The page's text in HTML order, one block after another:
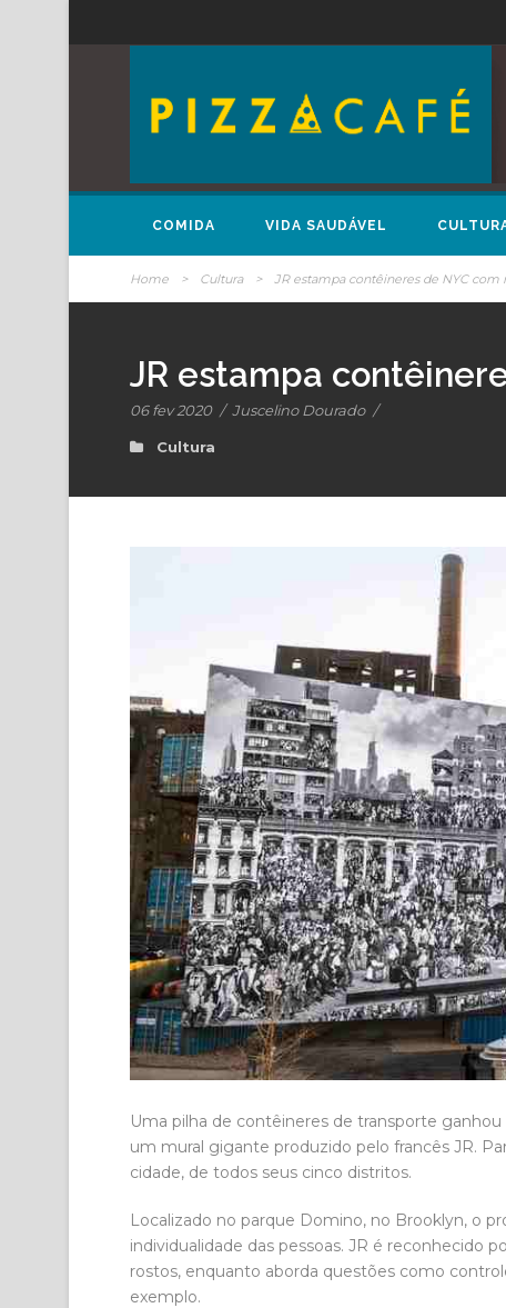
COMIDA VIDA SAUDÁVEL
Home > Cultura > JR estampa contêineres de NYC
JR estampa
06 fev 2020 / Juscelino Dourado /
Cultura
Uma pilha de contêineres de transporte
um mural gigante produzido pelo francês JR.
cidade, de todos seus cinco distritos.
Localizado no parque Domino, no Brooklyn, o
individualidade das pessoas. JR é reconhecido
rostos, enquanto aborda questões como
exemplo.